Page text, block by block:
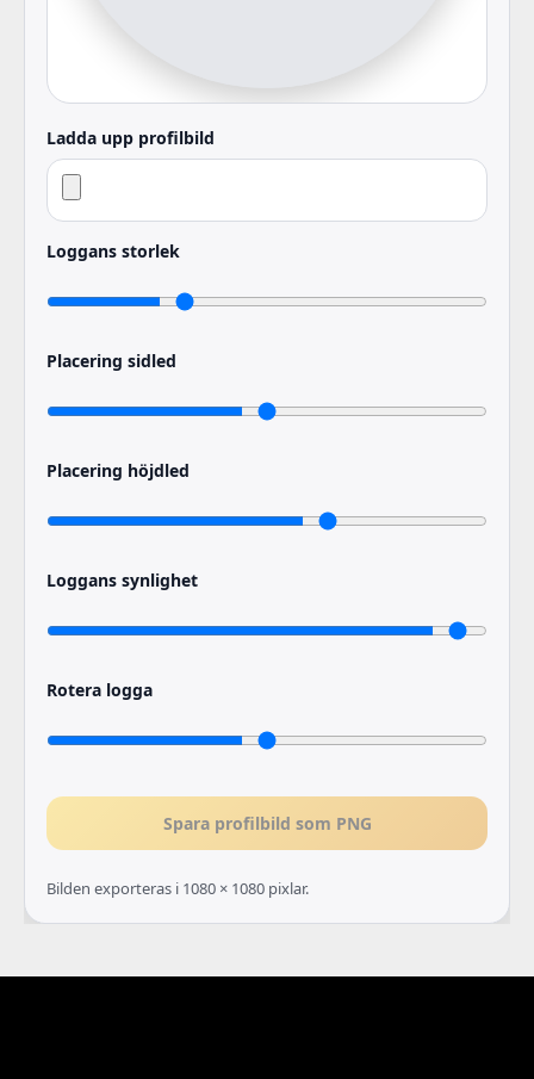
Ladda upp profilbild
Loggans storlek
Placering sidled
Placering höjdled
Loggans synlighet
Rotera logga
Spara profilbild som PNG
Bilden exporteras i 1080 × 1080 pixlar.